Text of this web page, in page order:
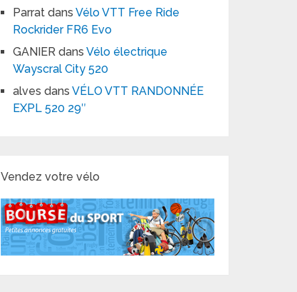
Parrat dansVélo VTT Free Ride
Rockrider FR6 Evo
GANIER dansVélo électrique
Wayscral City 520
alves dansVÉLO VTT RANDONNÉE
EXPL 520 29″
Vendez votre vélo